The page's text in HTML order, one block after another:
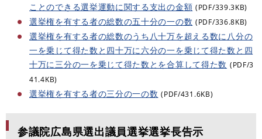
ことのできる選挙運動に関する支出の金額 (PDF/339.3KB)
選挙権を有する者の総数の五十分の一の数 (PDF/336.8KB)
選挙権を有する者の総数のうち八十万を超える数に八分の
一を乗じて得た数と四十万に六分の一を乗じて得た数と四
十万に三分の一を乗じて得た数とを合算して得た数 (PDF/3
41.4KB)
選挙権を有する者の三分の一の数 (PDF/431.6KB)
参議院広島県選出議員選挙選挙長告示